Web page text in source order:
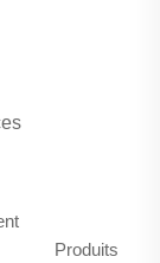
Produits